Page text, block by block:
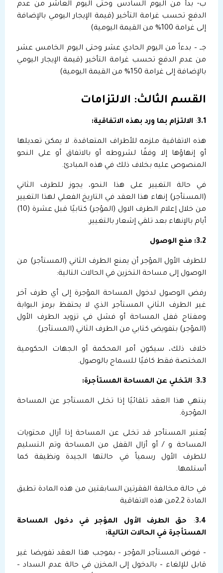
ب- بدأً من اليوم السادس وحتى اليوم العاشر من عدم
الدفع تحسب غرامة التأخير (قيمة الإيجار اليومي بالإضافة
إلى غرامة 100% من القيمة اليومية)
جــ – بدءاً من اليوم الحادي عشر وحتى اليوم الخامس عشر
من عدم الدفع تحسب غرامة التأخير (قيمة الإيجار اليومي
بالإضافة إلى غرامة 150% من القيمة اليومية)
القسم الثالث: الالتزامات
3.1
: الالتزام بما ورد بهذه الاتفاقية:
هذه الاتفاقية ملزمه للأطراف المتعاقدة. لا يمكن تعديلها
أو إنهاؤها إلا وفقًا لشروطه أو بالاتفاق أو على النحو
المنصوص عليه بخلاف ذلك في هذه المبادئ.
في حالة التغيير على هذا النحو، يجوز للطرف الثاني
(المستأجر) إنهاء هذا العقد في التاريخ الفعلي لهذا التغيير
من خلال إعلام الطرف الاول (المؤجر) كتابيًا قبل عشرة (10)
أيام بالإنهاء بعد تلقي إشعار بالتغيير.
3.2: منع الوصول
للطرف الأول المؤجر أن يمنع الطرف الثاني (المستأجر) من
الوصول إلى مساحة التخزين في الحالات التالية:
رفض الوصول لدخول المساحة المؤجرة إلى أي طرف آخر
غير الطرف الثاني المستأجر الذي لا يحتفظ برمز البوابة
ومفتاح قفل المساحة أو فشل في تزويد الطرف الأول
(المؤجر) بتفويض كتابي من الطرف الثاني (المستأجر).
خلاف ذلك، سيكون أمر المحكمة أو الجهات الحكومية
المختصة فقط كافيًا للسماح بالوصول.
3.3
: التخلي عن المساحة المستأجرة:
ينتهي هذا العقد تلقائيًا إذا تخلى المستأجر عن المساحة
المؤجرة.
يُعتبر المستأجر قد تخلى عن المساحة إذا أزال محتويات
المساحة و / أو أزال القفل من المساحة وتم التسليم
للطرف الأول رسمياً في حالتها الجيدة ونظيفة كما
أستلمها.
في حالة مخالفة الفقرتين السابقتين من هذه المادة تطبق
المادة 2,2من هذه الاتفاقية
3.4
:
حق الطرف الأول المؤجر في دخول المساحة
المستأجرة في الحالات التالية:
– فوض المستأجر المؤجر – بموجب هذا العقد تفويضا غير
قابل للإلغاء – بالدخول إلى المخزن في حالة عدم السداد –